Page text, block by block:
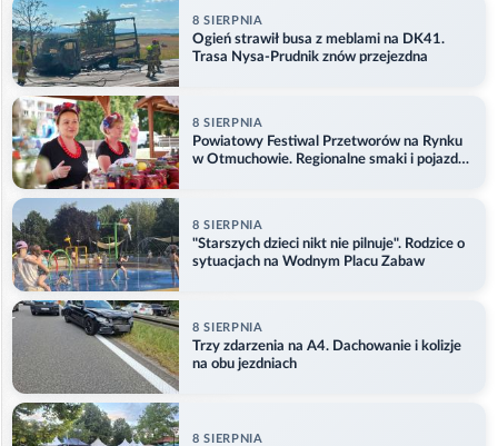
8 SIERPNIA
Ogień strawił busa z meblami na DK41.
Trasa Nysa-Prudnik znów przejezdna
8 SIERPNIA
Powiatowy Festiwal Przetworów na Rynku
w Otmuchowie. Regionalne smaki i pojazdy
8 SIERPNIA
"Starszych dzieci nikt nie pilnuje". Rodzice o
sytuacjach na Wodnym Placu Zabaw
8 SIERPNIA
Trzy zdarzenia na A4. Dachowanie i kolizje
na obu jezdniach
8 SIERPNIA